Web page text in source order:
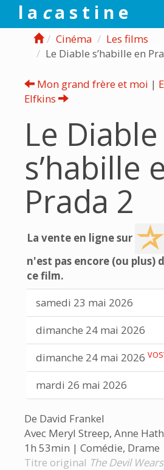
l a ca s t i n e
Cinéma
Les films
Le Diable s’habille en
Mon grand frère et moi |
Elfkins
Le Diable
s’habille
Prada 2
La vente en ligne sur
n'est pas encore (ou plus)
ce film.
samedi 23 mai 2026
dimanche 24 mai 2026
dimanche 24 mai 2026
mardi 26 mai 2026
De David Frankel
Avec Meryl Streep, Anne
1h 53min | Comédie, Drame
Titre original The Devil